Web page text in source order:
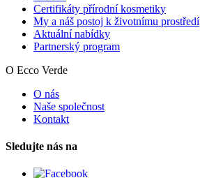
Certifikáty přírodní kosmetiky
My a náš postoj k životnímu prostředí
Aktuální nabídky
Partnerský program
O Ecco Verde
O nás
Naše společnost
Kontakt
Sledujte nás na